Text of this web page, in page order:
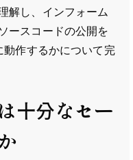
解し、インフォーム
ースコードの公開を
作するかについて完
十分なセー